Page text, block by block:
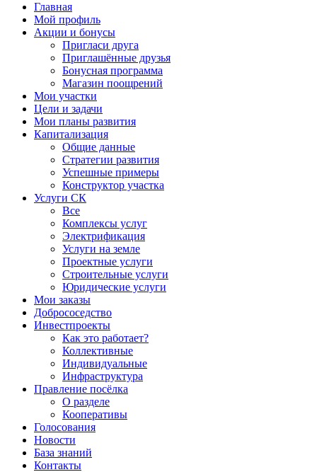
Главная
Мой профиль
Акции и бонусы
Пригласи друга
Приглашённые друзья
Бонусная программа
Магазин поощрений
Мои участки
Цели и задачи
Мои планы развития
Капитализация
Общие данные
Стратегии развития
Успешные примеры
Конструктор участка
Услуги СК
Все
Комплексы услуг
Электрификация
Услуги на земле
Проектные услуги
Строительные услуги
Юридические услуги
Мои заказы
Добрососедство
Инвестпроекты
Как это работает?
Коллективные
Индивидуальные
Инфраструктура
Правление посёлка
О разделе
Кооперативы
Голосования
Новости
База знаний
Контакты